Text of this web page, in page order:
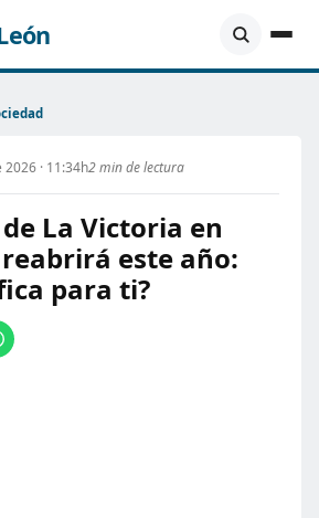
2026 · 11:34h2 min de lectura
La Victoria en
este año:
para ti?